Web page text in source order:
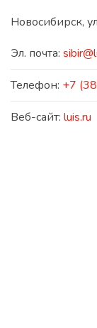
Новосибирск,
Эл. почта:
Телефон: +7
Веб-сайт: luis.ru